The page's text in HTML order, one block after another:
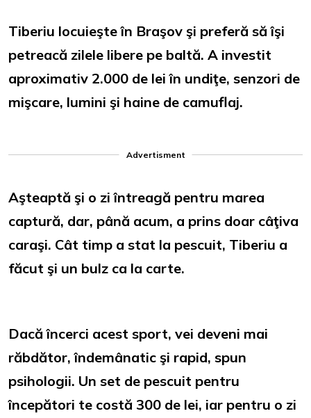
Tiberiu locuieşte în Braşov şi preferă să îşi
petreacă zilele libere pe baltă. A investit
aproximativ 2.000 de lei în undiţe, senzori de
mişcare, lumini şi haine de camuflaj.
Advertisment
Aşteaptă şi o zi întreagă pentru marea
captură, dar, până acum, a prins doar câţiva
caraşi. Cât timp a stat la pescuit, Tiberiu a
făcut şi un bulz ca la carte.
Dacă încerci acest sport, vei deveni mai
răbdător, îndemânatic şi rapid, spun
psihologii. Un set de pescuit pentru
începători te costă 300 de lei, iar pentru o zi